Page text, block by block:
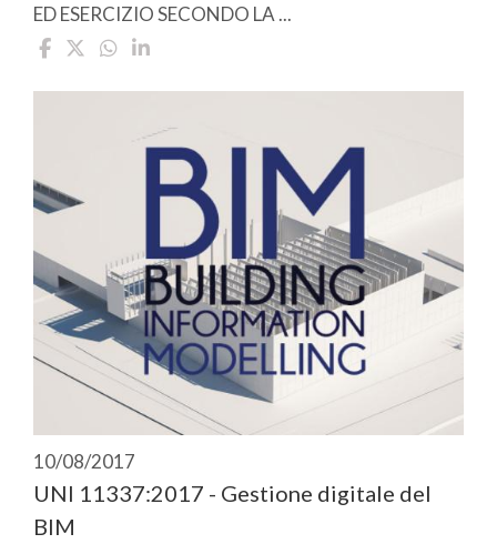
ED ESERCIZIO SECONDO LA ...
10/08/2017
UNI 11337:2017 - Gestione digitale del
BIM